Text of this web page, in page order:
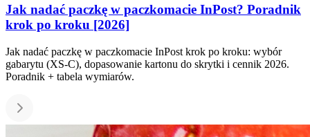
Jak nadać paczkę w paczkomacie InPost? Poradnik
krok po kroku [2026]
Jak nadać paczkę w paczkomacie InPost krok po kroku: wybór
gabarytu (XS-C), dopasowanie kartonu do skrytki i cennik 2026.
Poradnik + tabela wymiarów.